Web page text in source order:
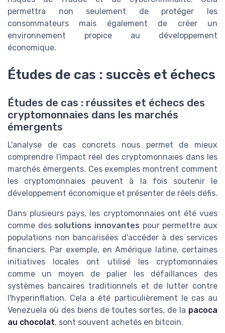
permettra non seulement de protéger les
consommateurs mais également de créer un
environnement propice au développement
économique.
Études de cas : succès et échecs
Études de cas : réussites et échecs des
cryptomonnaies dans les marchés
émergents
L'analyse de cas concrets nous permet de mieux
comprendre l'impact réel des cryptomonnaies dans les
marchés émergents. Ces exemples montrent comment
les cryptomonnaies peuvent à la fois soutenir le
développement économique et présenter de réels défis.
Dans plusieurs pays, les cryptomonnaies ont été vues
comme des solutions innovantes pour permettre aux
populations non bancarisées d'accéder à des services
financiers. Par exemple, en Amérique latine, certaines
initiatives locales ont utilisé les cryptomonnaies
comme un moyen de palier les défaillances des
systèmes bancaires traditionnels et de lutter contre
l'hyperinflation. Cela a été particulièrement le cas au
Venezuela où des biens de toutes sortes, de la pacoca
au chocolat, sont souvent achetés en bitcoin.